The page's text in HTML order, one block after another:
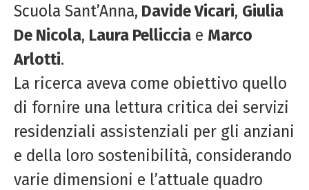
Scuola Sant’Anna, Davide Vicari, Giulia
De Nicola, Laura Pelliccia e Marco
Arlotti.
La ricerca aveva come obiettivo quello
di fornire una lettura critica dei servizi
residenziali assistenziali per gli anziani
e della loro sostenibilità, considerando
varie dimensioni e l’attuale quadro